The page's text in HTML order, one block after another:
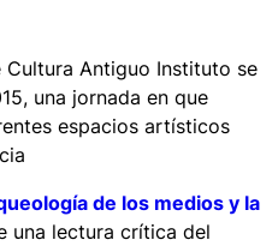
Antiguo Instituto se
una jornada en que
espacios artísticos
de los medios y la
una lectura crítica del